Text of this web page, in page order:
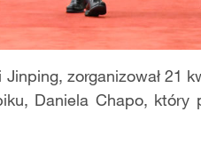
zorganizował 21
Daniela Chapo, który